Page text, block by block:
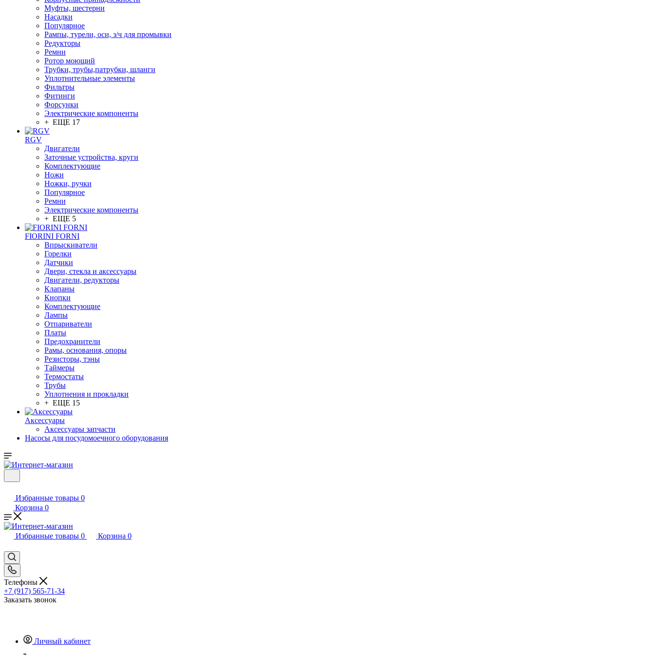
Муфты, шестерни
Насадки
Популярное
Рампы, турели, оси, з/ч для промывки
Редукторы
Ремни
Ротор моющий
Трубки, трубы,патрубки, шланги
Уплотнительные элементы
Фильтры
Фитинги
Форсунки
Электрические компоненты
+ ЕЩЕ 17
RGV
Двигатели
Заточные устройства, круги
Комплектующие
Ножи
Ножки, ручки
Популярное
Ремни
Электрические компоненты
+ ЕЩЕ 5
FIORINI FORNI
Впрыскиватели
Горелки
Датчики
Двери, стекла и аксессуары
Двигатели, редукторы
Клапаны
Кнопки
Комплектующие
Лампы
Отпариватели
Платы
Предохранители
Рамы, основания, опоры
Резисторы, тэны
Таймеры
Термостаты
Трубы
Уплотнения и прокладки
+ ЕЩЕ 15
Аксессуары
Аксессуары запчасти
Насосы для посудомоечного оборудования
Избранные товары 0
Корзина 0
Избранные товары 0 Корзина 0
Телефоны
+7 (917) 565-71-34
Заказать звонок
Личный кабинет